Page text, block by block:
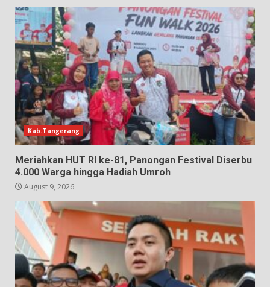
Kab.Tangerang
Meriahkan HUT RI ke-81, Panongan Festival Diserbu
4.000 Warga hingga Hadiah Umroh
August 9, 2026